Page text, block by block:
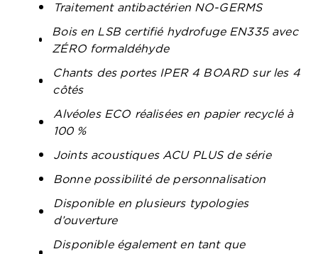
Traitement antibactérien NO-GERMS
Bois en LSB certifié hydrofuge EN335 avec
ZÉRO formaldéhyde
Chants des portes IPER 4 BOARD sur les 4
côtés
Alvéoles ECO réalisées en papier recyclé à
100 %
Joints acoustiques ACU PLUS de série
Bonne possibilité de personnalisation
Disponible en plusieurs typologies
d’ouverture
Disponible également en tant que